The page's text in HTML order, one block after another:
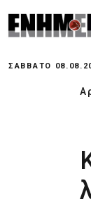
ΣΆΒΒΑΤΟ